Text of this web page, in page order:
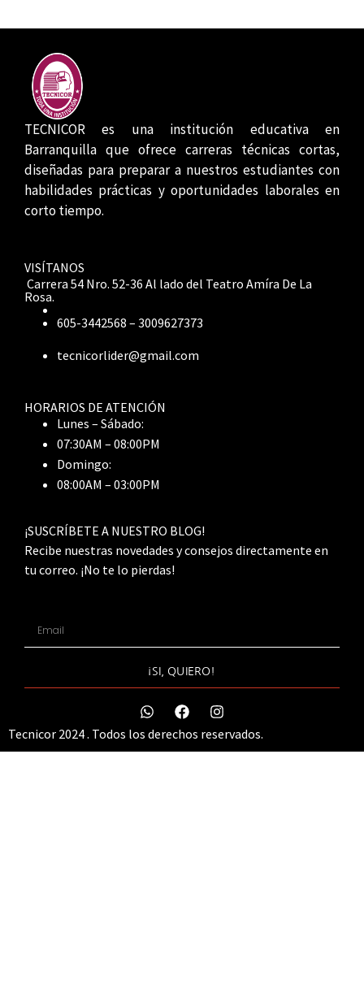
TECNICOR es una institución educativa en
Barranquilla que ofrece carreras técnicas cortas,
diseñadas para preparar a nuestros estudiantes con
habilidades prácticas y oportunidades laborales en
corto tiempo.
VISÍTANOS
Carrera 54 Nro. 52-36 Al lado del Teatro Amíra De La
Rosa.
605-3442568 – 3009627373
tecnicorlider@gmail.com
HORARIOS DE ATENCIÓN
Lunes – Sábado:
07:30AM – 08:00PM
Domingo:
08:00AM – 03:00PM
¡SUSCRÍBETE A NUESTRO BLOG!
Recibe nuestras novedades y consejos directamente en
tu correo. ¡No te lo pierdas!
¡SI, QUIERO!
Tecnicor 2024 . Todos los derechos reservados.